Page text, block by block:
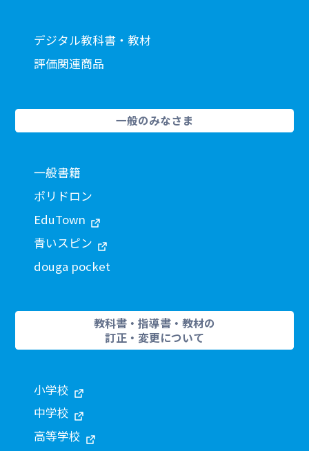
デジタル教科書・教材
評価関連商品
一般のみなさま
一般書籍
ポリドロン
EduTown
青いスピン
douga pocket
教科書・指導書・教材の
訂正・変更について
小学校
中学校
高等学校